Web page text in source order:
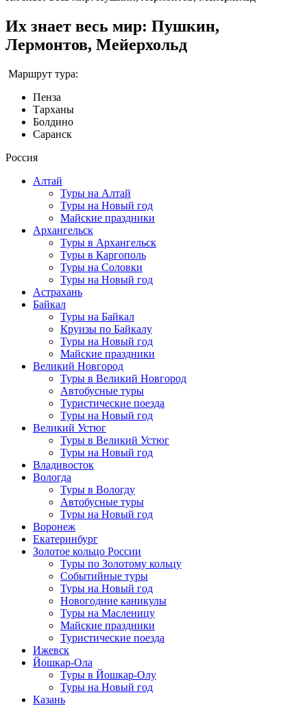
Их знает весь мир: Пушкин,
Лермонтов, Мейерхольд
Маршрут тура:
Пенза
Тарханы
Болдино
Саранск
Россия
Алтай
Туры на Алтай
Туры на Новый год
Майские праздники
Архангельск
Туры в Архангельск
Туры в Каргополь
Туры на Соловки
Туры на Новый год
Астрахань
Байкал
Туры на Байкал
Круизы по Байкалу
Туры на Новый год
Майские праздники
Великий Новгород
Туры в Великий Новгород
Автобусные туры
Туристические поезда
Туры на Новый год
Великий Устюг
Туры в Великий Устюг
Туры на Новый год
Владивосток
Вологда
Туры в Вологду
Автобусные туры
Туры на Новый год
Воронеж
Екатеринбург
Золотое кольцо России
Туры по Золотому кольцу
Событийные туры
Туры на Новый год
Новогодние каникулы
Туры на Масленицу
Майские праздники
Туристические поезда
Ижевск
Йошкар-Ола
Туры в Йошкар-Олу
Туры на Новый год
Казань